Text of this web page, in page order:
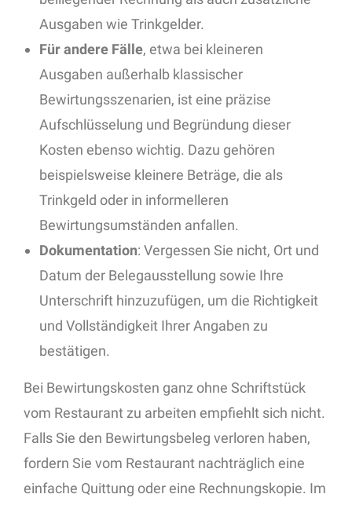
Ausgaben wie Trinkgelder.
Fürandere Fälle, etwa bei kleineren
Ausgaben außerhalb klassischer
Bewirtungsszenarien, ist eine präzise
Aufschlüsselung und Begründung dieser
Kosten ebenso wichtig. Dazu gehören
beispielsweise kleinere Beträge, die als
Trinkgeld oder in informelleren
Bewirtungsumständen anfallen.
Dokumentation: Vergessen Sie nicht, Ort und
Datum der Belegausstellung sowie Ihre
Unterschrift hinzuzufügen, um die Richtigkeit
und Vollständigkeit Ihrer Angaben zu
bestätigen.
Bei Bewirtungskosten ganz ohne Schriftstück
vom Restaurant zu arbeiten empfiehlt sich nicht.
Falls Sie den Bewirtungsbeleg verloren haben,
fordern Sie vom Restaurant nachträglich eine
einfache Quittung oder eine Rechnungskopie. Im